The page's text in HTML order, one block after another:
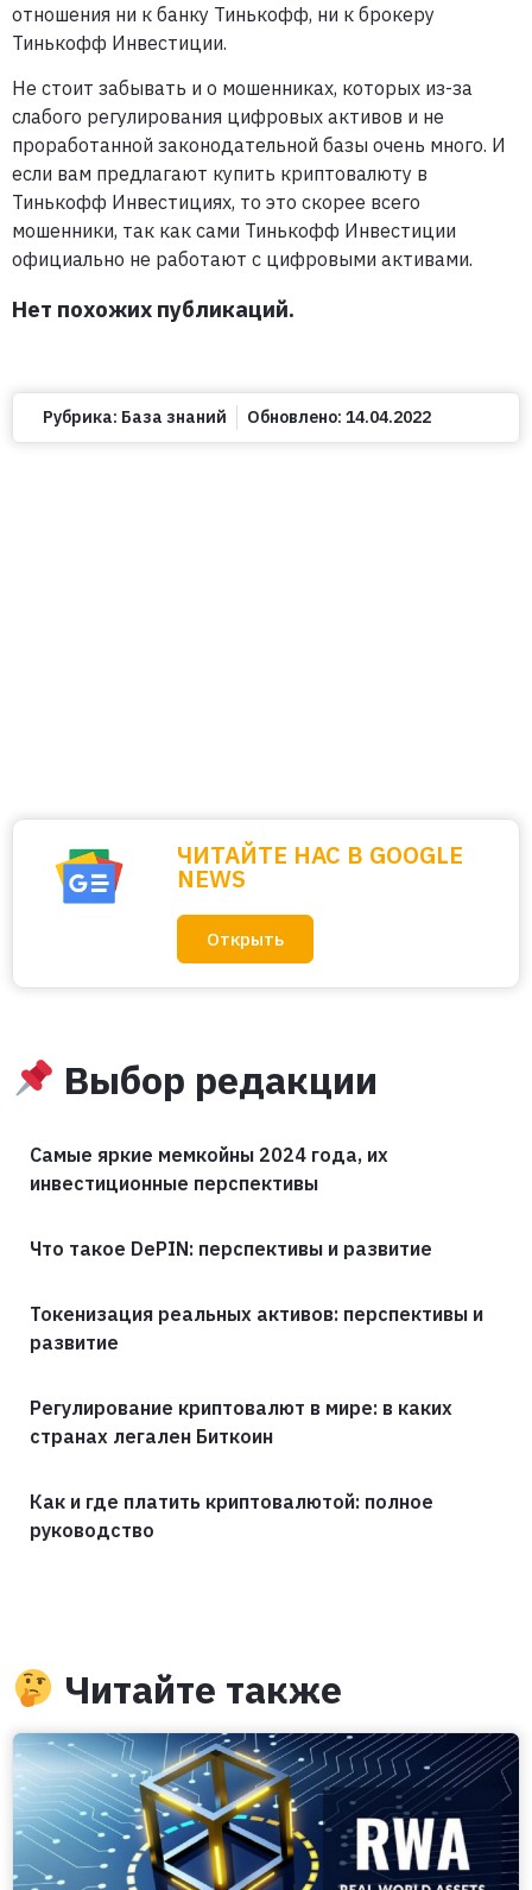
отношения ни к банку Тинькофф, ни к брокеру
Тинькофф Инвестиции.
Не стоит забывать и о мошенниках, которых из-за
слабого регулирования цифровых активов и не
проработанной законодательной базы очень много. И
если вам предлагают купить криптовалюту в
Тинькофф Инвестициях, то это скорее всего
мошенники, так как сами Тинькофф Инвестиции
официально не работают с цифровыми активами.
Нет похожих публикаций.
Рубрика: База знаний Обновлено: 14.04.2022
ЧИТАЙТЕ НАС В GOOGLE
NEWS
Открыть
Выбор редакции
Самые яркие мемкойны 2024 года, их
инвестиционные перспективы
Что такое DePIN: перспективы и развитие
Токенизация реальных активов: перспективы и
развитие
Регулирование криптовалют в мире: в каких
странах легален Биткоин
Как и где платить криптовалютой: полное
руководство
Читайте также